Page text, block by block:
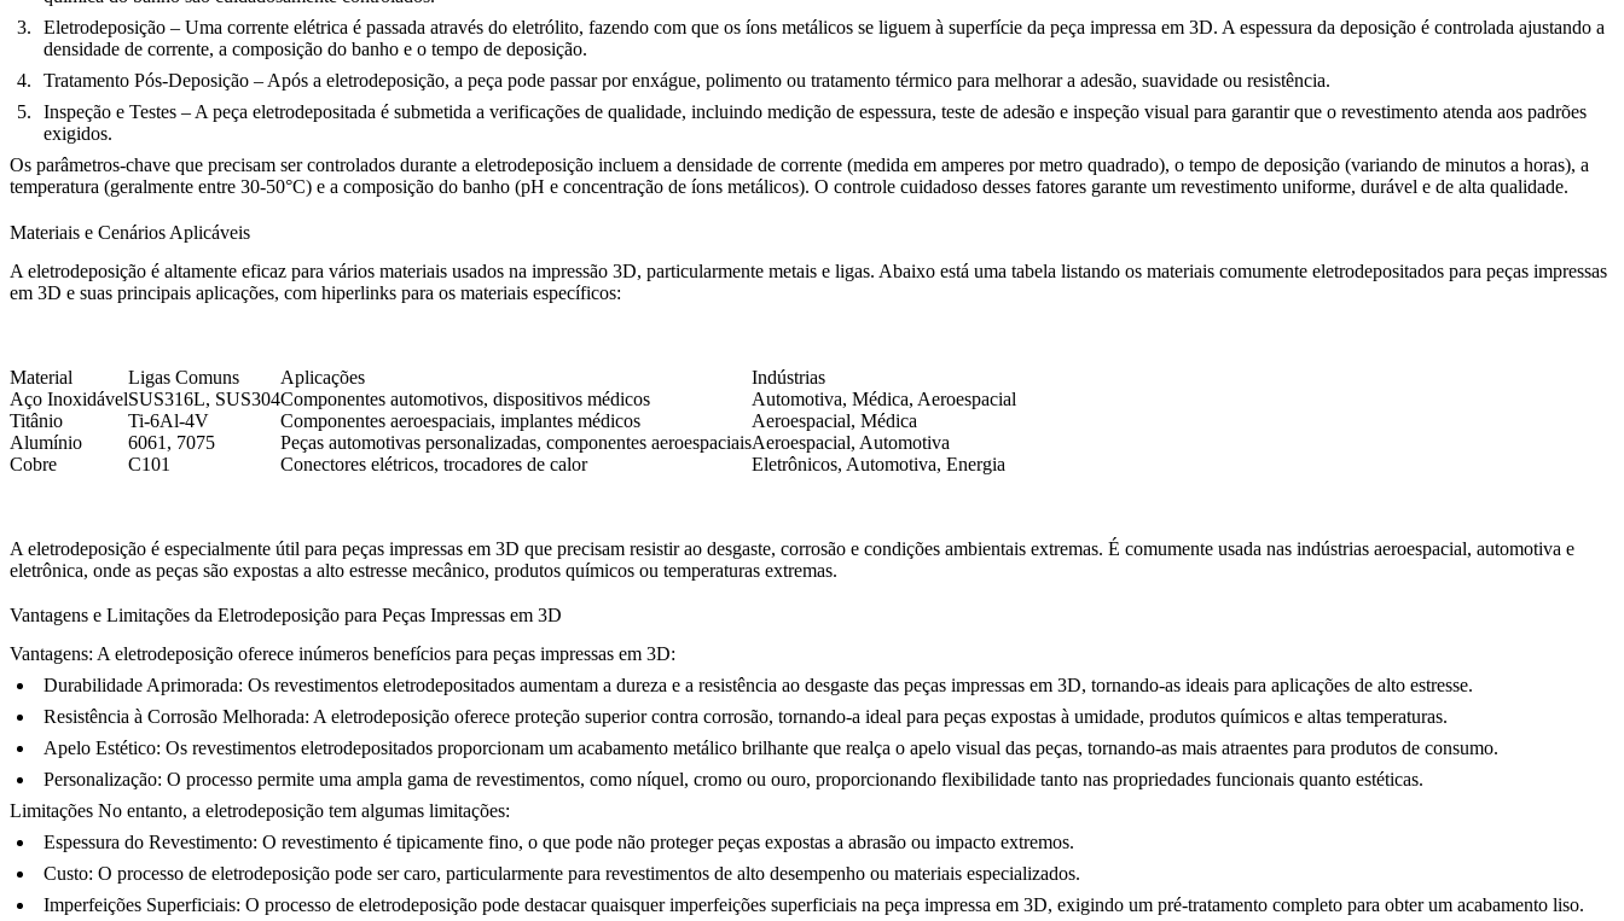
Eletrodeposição – Uma corrente elétrica é passada através do eletrólito, fazendo com que os íons metálicos se liguem à superfície da peça impressa em 3D. A espessura da deposição é controlada ajustando a
densidade de corrente, a composição do banho e o tempo de deposição.
Tratamento Pós-Deposição – Após a eletrodeposição, a peça pode passar por enxágue, polimento ou tratamento térmico para melhorar a adesão, suavidade ou resistência.
Inspeção e Testes – A peça eletrodepositada é submetida a verificações de qualidade, incluindo medição de espessura, teste de adesão e inspeção visual para garantir que o revestimento atenda aos padrões
exigidos.
Os parâmetros-chave que precisam ser controlados durante a eletrodeposição incluem a densidade de corrente (medida em amperes por metro quadrado), o tempo de deposição (variando de minutos a horas), a
temperatura (geralmente entre 30-50°C) e a composição do banho (pH e concentração de íons metálicos). O controle cuidadoso desses fatores garante um revestimento uniforme, durável e de alta qualidade.
Materiais e Cenários Aplicáveis
A eletrodeposição é altamente eficaz para vários materiais usados na impressão 3D, particularmente metais e ligas. Abaixo está uma tabela listando os materiais comumente eletrodepositados para peças impressas
em 3D e suas principais aplicações, com hiperlinks para os materiais específicos:
Material Ligas Comuns Aplicações
Indústrias
Aço InoxidávelSUS316L, SUS304Componentes automotivos, dispositivos médicos
Automotiva, Médica, Aeroespacial
Titânio
Ti-6Al-4V Componentes aeroespaciais, implantes médicos
Aeroespacial, Médica
Alumínio
6061 , 7075 Peças automotivas personalizadas, componentes aeroespaciaisAeroespacial, Automotiva
Cobre
C101 Conectores elétricos, trocadores de calor Eletrônicos, Automotiva, Energia
A eletrodeposição é especialmente útil para peças impressas em 3D que precisam resistir ao desgaste, corrosão e condições ambientais extremas. É comumente usada nas indústrias aeroespacial, automotiva e
eletrônica, onde as peças são expostas a alto estresse mecânico, produtos químicos ou temperaturas extremas.
Vantagens e Limitações da Eletrodeposição para Peças Impressas em 3D
Vantagens: A eletrodeposição oferece inúmeros benefícios para peças impressas em 3D:
Durabilidade Aprimorada: Os revestimentos eletrodepositados aumentam a dureza e a resistência ao desgaste das peças impressas em 3D, tornando-as ideais para aplicações de alto estresse.
Resistência à Corrosão Melhorada: A eletrodeposição oferece proteção superior contra corrosão, tornando-a ideal para peças expostas à umidade, produtos químicos e altas temperaturas.
Apelo Estético: Os revestimentos eletrodepositados proporcionam um acabamento metálico brilhante que realça o apelo visual das peças, tornando-as mais atraentes para produtos de consumo.
Personalização: O processo permite uma ampla gama de revestimentos, como níquel, cromo ou ouro, proporcionando flexibilidade tanto nas propriedades funcionais quanto estéticas.
Limitações No entanto, a eletrodeposição tem algumas limitações:
Espessura do Revestimento: O revestimento é tipicamente fino, o que pode não proteger peças expostas a abrasão ou impacto extremos.
Custo: O processo de eletrodeposição pode ser caro, particularmente para revestimentos de alto desempenho ou materiais especializados.
Imperfeições Superficiais: O processo de eletrodeposição pode destacar quaisquer imperfeições superficiais na peça impressa em 3D, exigindo um pré-tratamento completo para obter um acabamento liso.